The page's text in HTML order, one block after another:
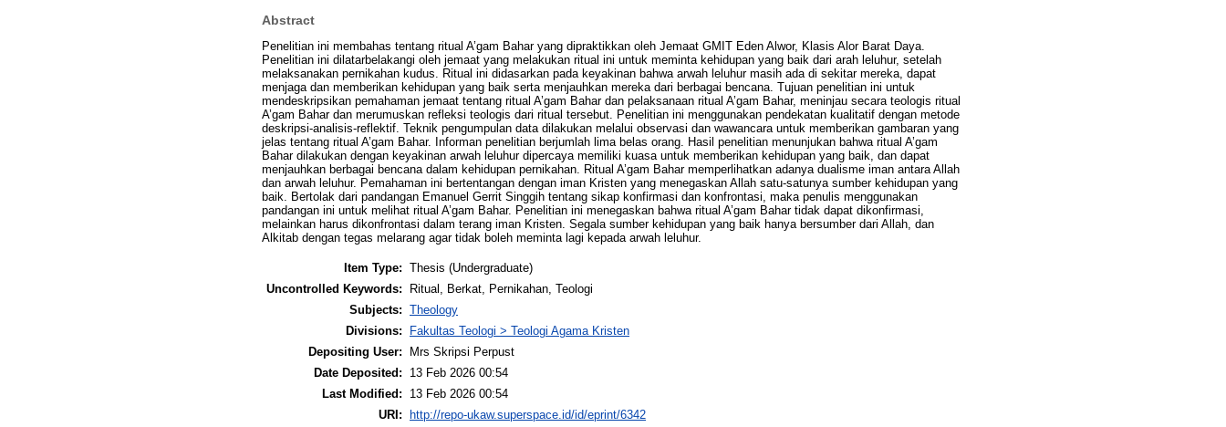
Abstract
Penelitian ini membahas tentang ritual A’gam Bahar yang dipraktikkan oleh Jemaat GMIT Eden Alwor, Klasis Alor Barat Daya.
Penelitian ini dilatarbelakangi oleh jemaat yang melakukan ritual ini untuk meminta kehidupan yang baik dari arah leluhur, setelah
melaksanakan pernikahan kudus. Ritual ini didasarkan pada keyakinan bahwa arwah leluhur masih ada di sekitar mereka, dapat
menjaga dan memberikan kehidupan yang baik serta menjauhkan mereka dari berbagai bencana. Tujuan penelitian ini untuk
mendeskripsikan pemahaman jemaat tentang ritual A’gam Bahar dan pelaksanaan ritual A’gam Bahar, meninjau secara teologis ritual
A’gam Bahar dan merumuskan refleksi teologis dari ritual tersebut. Penelitian ini menggunakan pendekatan kualitatif dengan metode
deskripsi-analisis-reflektif. Teknik pengumpulan data dilakukan melalui observasi dan wawancara untuk memberikan gambaran yang
jelas tentang ritual A’gam Bahar. Informan penelitian berjumlah lima belas orang. Hasil penelitian menunjukan bahwa ritual A’gam
Bahar dilakukan dengan keyakinan arwah leluhur dipercaya memiliki kuasa untuk memberikan kehidupan yang baik, dan dapat
menjauhkan berbagai bencana dalam kehidupan pernikahan. Ritual A’gam Bahar memperlihatkan adanya dualisme iman antara Allah
dan arwah leluhur. Pemahaman ini bertentangan dengan iman Kristen yang menegaskan Allah satu-satunya sumber kehidupan yang
baik. Bertolak dari pandangan Emanuel Gerrit Singgih tentang sikap konfirmasi dan konfrontasi, maka penulis menggunakan
pandangan ini untuk melihat ritual A’gam Bahar. Penelitian ini menegaskan bahwa ritual A’gam Bahar tidak dapat dikonfirmasi,
melainkan harus dikonfrontasi dalam terang iman Kristen. Segala sumber kehidupan yang baik hanya bersumber dari Allah, dan
Alkitab dengan tegas melarang agar tidak boleh meminta lagi kepada arwah leluhur.
Item Type: Thesis (Undergraduate)
Uncontrolled Keywords:
Ritual, Berkat, Pernikahan, Teologi
Subjects: Theology
Divisions:
Fakultas Teologi > Teologi Agama Kristen
Depositing User:
Mrs Skripsi Perpust
Date Deposited:
13 Feb 2026 00:54
Last Modified:
13 Feb 2026 00:54
URI:
http://repo-ukaw.superspace.id/id/eprint/6342